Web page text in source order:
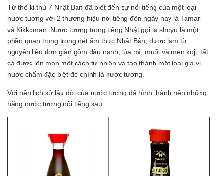
Từ thế kỉ thứ 7 Nhật Bản đã biết đến sự nổi tiếng của một loại
nước tương với 2 thương hiệu nổi tiếng đến ngày nay là Tamari
và Kikkoman. Nước tương trong tiếng Nhật gọi là shoyu là một
phần quan trọng trong nét ẩm thực Nhật Bản, được làm từ
nguyên liệu đơn giản gồm đậu nành, lúa mì, muối và men koji, tất
cả được lên men một cách tự nhiên và tạo thành một loại gia vị
nước chấm đặc biệt đó chính là nước tương.
Với nền lịch sử lâu đời của nước tương đã hình thành nên những
hãng nước tương nổi tiếng sau: